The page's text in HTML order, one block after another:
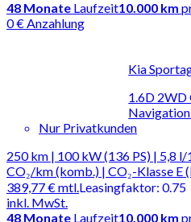
48 Monate Laufzeit10.000 km
0 € Anzahlung
Kia
1.6D 2WD
Nur Privatkunden
250 km | 100 kW (136 PS) | 5,8
CO₂/km (komb.) | CO₂-Klasse E
389,77 €mtl.
inkl. MwSt.
Leasingfaktor: 0.75
48 Monate Laufzeit10.000 km